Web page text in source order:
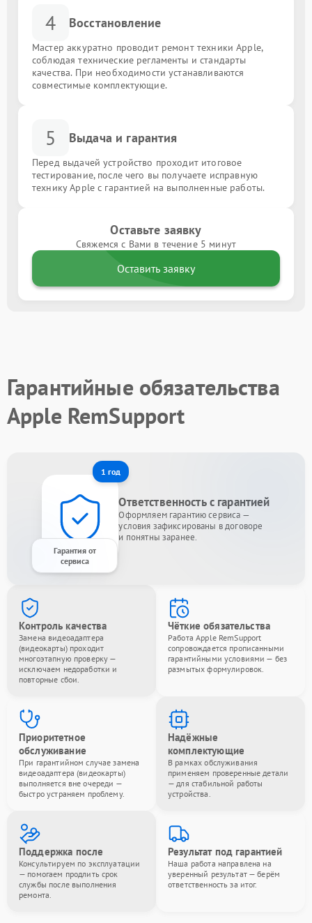
4 Восстановление
Мастер аккуратно проводит ремонт техники Apple,
соблюдая технические регламенты и стандарты
качества. При необходимости устанавливаются
совместимые комплектующие.
5 Выдача и гарантия
Перед выдачей устройство проходит итоговое
тестирование, после чего вы получаете исправную
технику Apple с гарантией на выполненные работы.
Оставьте заявку
Свяжемся с Вами в течение 5 минут
Оставить заявку
Гарантийные обязательства
Apple RemSupport
1 год
Гарантия от
сервиса
Ответственность с гарантией
Оформляем гарантию сервиса —
условия зафиксированы в договоре
и понятны заранее.
Контроль качества
Замена видеоадаптера
(видеокарты) проходит
многоэтапную проверку —
исключаем недоработки и
повторные сбои.
Чёткие обязательства
Работа Apple RemSupport
сопровождается прописанными
гарантийными условиями — без
размытых формулировок.
Приоритетное
обслуживание
При гарантийном случае замена
видеоадаптера (видеокарты)
выполняется вне очереди —
быстро устраняем проблему.
Надёжные
комплектующие
В рамках обслуживания
применяем проверенные детали
— для стабильной работы
устройства.
Поддержка после
Консультируем по эксплуатации
— помогаем продлить срок
службы после выполнения
ремонта.
Результат под гарантией
Наша работа направлена на
уверенный результат — берём
ответственность за итог.